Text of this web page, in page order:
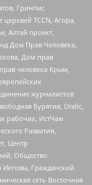
Гринпис
TCCN, Агора,
Алтай проект,
Дом Прав Человека,
Дом прав
человека Крым,
журналистов
Бурятия, Uralic,
рабочих, ИстЧам
Развития,
Центр
Общество
Иеговы, Гражданский
сеть Восточная